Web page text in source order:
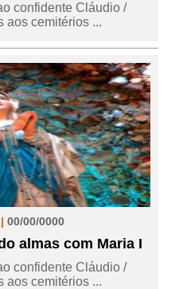
confidente Cláudio /
aos cemitérios ...
00/00/0000
almas com Maria I
confidente Cláudio /
aos cemitérios ...